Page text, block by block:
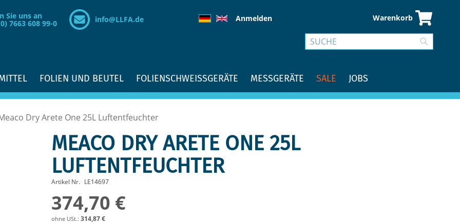
Anmelden Warenkorb
Suche
Sie uns an
7663 608 99-0 info@LLFA.de
FOLIEN UND BEUTEL FOLIENSCHWEISSGERÄTE MESSGERÄTE SALE JOBS
Dry Arete One 25L Luftentfeuchter
MEACO DRY ARETE ONE 25L
LUFTENTFEUCHTER
Artikel Nr. LE14697
374,70 €
314,87 €